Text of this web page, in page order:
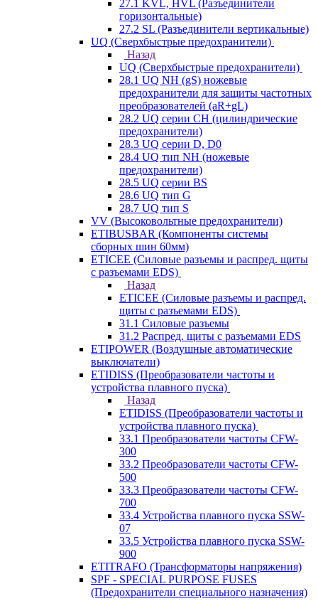
27.1 KVL, HVL (Разъединители
горизонтальные)
27.2 SL (Разъединители вертикальные)
UQ (Сверхбыстрые предохранители)
Назад
UQ (Сверхбыстрые предохранители)
28.1 UQ NH (gS) ножевые
предохранители для защиты частотных
преобразователей (aR+gL)
28.2 UQ серии CH (цилиндрические
предохранители)
28.3 UQ серии D, D0
28.4 UQ тип NH (ножевые
предохранители)
28.5 UQ серии BS
28.6 UQ тип G
28.7 UQ тип S
VV (Высоковольтные предохранители)
ETIBUSBAR (Компоненты системы
сборных шин 60мм)
ETICEE (Силовые разъемы и распред. щиты
с разъемами EDS)
Назад
ETICEE (Силовые разъемы и распред.
щиты с разъемами EDS)
31.1 Силовые разъемы
31.2 Распред. щиты с разъемами EDS
ETIPOWER (Воздушные автоматические
выключатели)
ETIDISS (Преобразователи частоты и
устройства плавного пуска)
Назад
ETIDISS (Преобразователи частоты и
устройства плавного пуска)
33.1 Преобразователи частоты CFW-
300
33.2 Преобразователи частоты CFW-
500
33.3 Преобразователи частоты CFW-
700
33.4 Устройства плавного пуска SSW-
07
33.5 Устройства плавного пуска SSW-
900
ETITRAFO (Трансформаторы напряжения)
SPF - SPECIAL PURPOSE FUSES
(Предохранители специального назначения)